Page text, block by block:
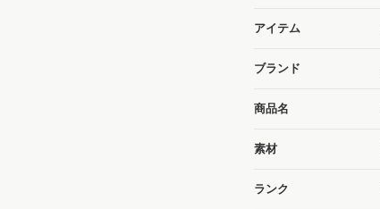
アイテム
ブランド
商品名
素材
ランク